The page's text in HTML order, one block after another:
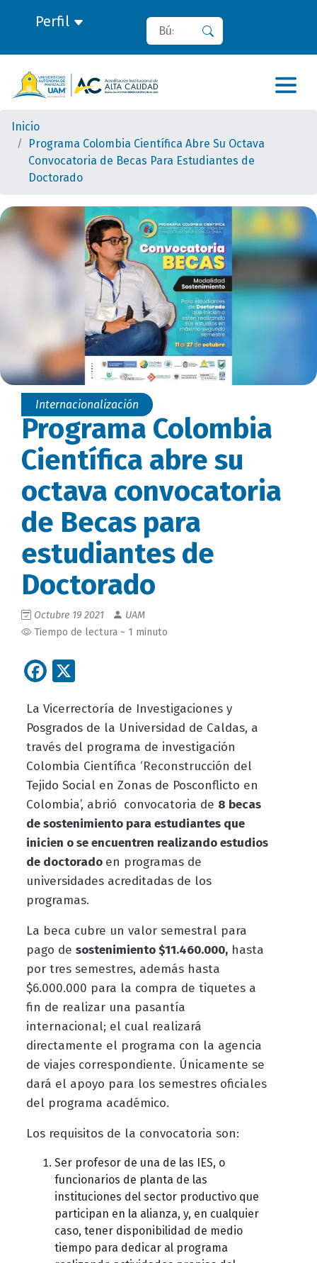
Perfil Buscar
Inicio
Programa Colombia Científica Abre Su Octava
Convocatoria de Becas Para Estudiantes de
Doctorado
Internacionalización
Programa Colombia
Científica abre su
octava convocatoria
de Becas para
estudiantes de
Doctorado
Octubre 19 2021
UAM
Tiempo de lectura ~ 1 minuto
Facebook
La Vicerrectoría de Investigaciones y
Posgrados de la Universidad de Caldas, a
través del programa de investigación
Colombia Científica ‘Reconstrucción del
Tejido Social en Zonas de Posconflicto en
Colombia’, abrió convocatoria de 8 becas
de sostenimiento para estudiantes que
inicien o se encuentren realizando estudios
de doctorado en programas de
universidades acreditadas de los
programas.
La beca cubre un valor semestral para
pago de sostenimiento $11.460.000,hasta
por tres semestres, además hasta
$6.000.000 para la compra de tiquetes a
fin de realizar una pasantía
internacional; el cual realizará
directamente el programa con la agencia
de viajes correspondiente. Únicamente se
dará el apoyo para los semestres oficiales
del programa académico.
Los requisitos de la convocatoria son:
Ser profesor de una de las IES, o
funcionarios de planta de las
instituciones del sector productivo que
participan en la alianza, y, en cualquier
caso, tener disponibilidad de medio
tiempo para dedicar al programa